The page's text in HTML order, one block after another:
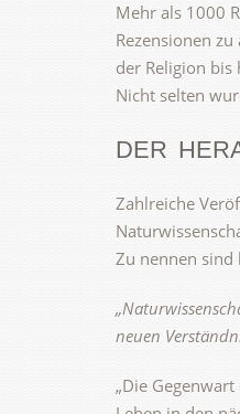
Mehr als 1000
Rezensionen
der Religion bis
Nicht selten
DER
Zahlreiche
Zu nennen sind
neuen
„Die